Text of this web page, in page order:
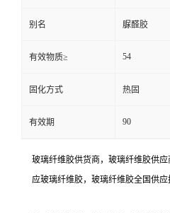
别名 脲醛胶
有效物质≥ 54
固化方式 热固
有效期 90
玻璃纤维胶供货商，玻璃纤维胶供
应玻璃纤维胶，玻璃纤维胶全国供